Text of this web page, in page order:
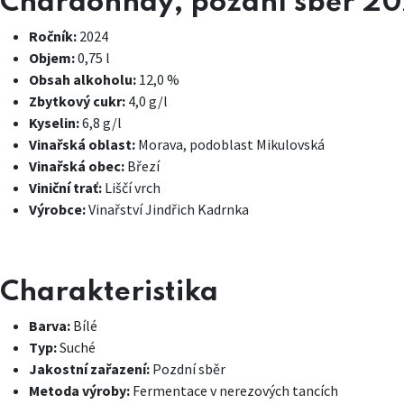
Ročník: 2024
Objem:0,75 l
Obsah alkoholu: 12,0 %
Zbytkový cukr: 4,0 g/l
Kyselin:6,8 g/l
Vinařská oblast: Morava, podoblast Mikulovská
Vinařská obec: Březí
Viniční trať: Liščí vrch
Výrobce:Vinařství Jindřich Kadrnka
Charakteristika
Barva: Bílé
Typ:Suché
Jakostní zařazení: Pozdní sběr
Metoda výroby: Fermentace v nerezových tancích